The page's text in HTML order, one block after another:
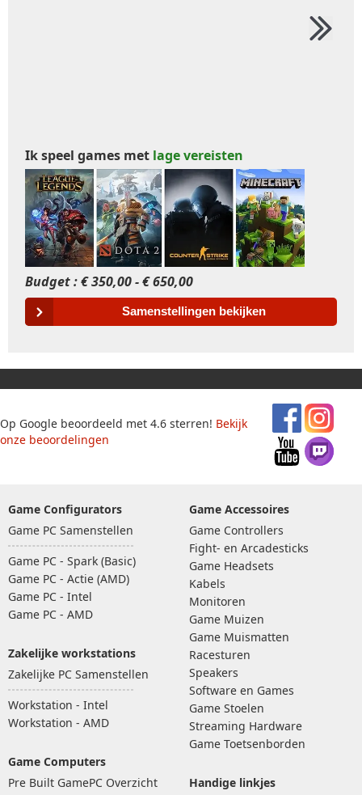
Ik speel games met lage vereisten
Budget : € 350,00 - € 650,00
Samenstellingen bekijken
Op Google beoordeeld met 4.6 sterren! Bekijk
onze beoordelingen
Game Configurators
Game PC Samenstellen
Game PC - Spark (Basic)
Game PC - Actie (AMD)
Game PC - Intel
Game PC - AMD
Zakelijke workstations
Zakelijke PC Samenstellen
Workstation - Intel
Workstation - AMD
Game Computers
Pre Built GamePC Overzicht
Game Accessoires
Game Controllers
Fight- en Arcadesticks
Game Headsets
Kabels
Monitoren
Game Muizen
Game Muismatten
Racesturen
Speakers
Software en Games
Game Stoelen
Streaming Hardware
Game Toetsenborden
Handige linkjes